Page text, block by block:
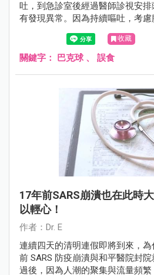
吐，到急診室後經過醫師診視安
有發現異常。因為持續嘔吐，考慮
X 光，意外發現有 5 顆相連在一
收藏
關鍵字： 巴克球 、 誤食
17年前SARS崩潰也在此時
以輕心！
作者：Dr. E
連續四天的清明連假即將到來，
前 SARS 防疫崩潰與和平醫院封
過後，因為人潮的聚集與流量頻繁